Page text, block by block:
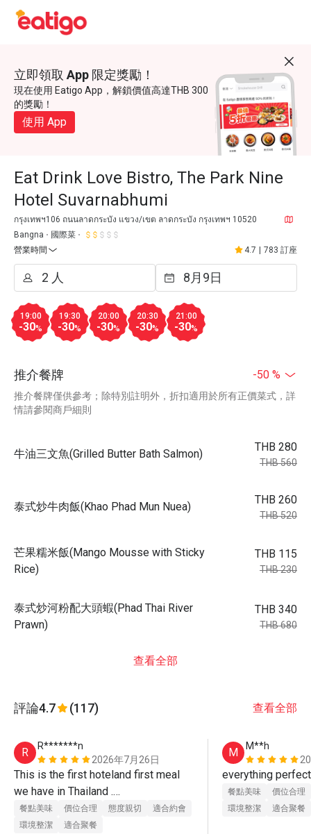
立即領取 App 限定獎勵！
現在使用 Eatigo App，解鎖價值高達THB 300
的獎勵！
使用 App
Eat Drink Love Bistro, The Park Nine
Hotel Suvarnabhumi
กรุงเทพฯ106 ถนนลาดกระบัง แขวง/เขต ลาดกระบัง กรุงเทพฯ 10520
Bangna
國際菜
營業時間
4.7 783 訂座
19:00
-30%
19:30
-30%
20:00
-30%
20:30
-30%
21:00
-30%
推介餐牌 -50 %
推介餐牌僅供參考；除特別註明外，折扣適用於所有正價菜式，詳
情請參閱商戶細則
牛油三文魚(Grilled Butter Bath Salmon)
THB 280
THB 560
泰式炒牛肉飯(Khao Phad Mun Nuea)
THB 260
THB 520
芒果糯米飯(Mango Mousse with Sticky
Rice)
THB 115
THB 230
泰式炒河粉配大頭蝦(Phad Thai River
Prawn)
THB 340
THB 680
查看全部
評論4.7 (117) 查看全部
R
R*******n
2026年7月26日
This is the first hoteland first meal
we have in Thailand .
We think it gives the Thailand food a
high standard. We love all the food
餐點美味 價位合理 態度親切
適合約會
環境整潔
適合聚餐
M
M**h
everything perfect
餐點美味
價位合理
環境整潔
適合聚餐